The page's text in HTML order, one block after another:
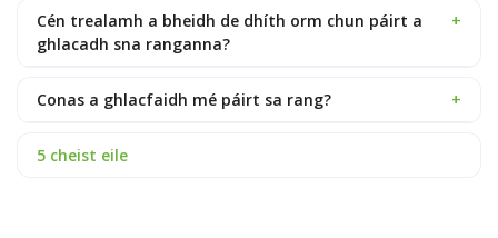
Cén trealamh a bheidh de dhíth orm chun páirt a
ghlacadh sna ranganna?
+
Conas a ghlacfaidh mé páirt sa rang? +
5 cheist eile